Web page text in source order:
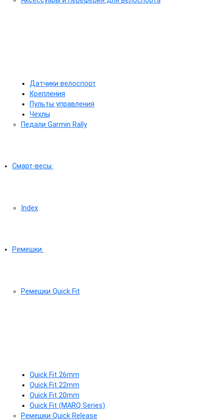
Датчики велоспорт
Крепления
Пульты управления
Чехлы
Педали Garmin Rally
Смарт-весы
Index
Ремешки
Ремешки Quick Fit
Quick Fit 26mm
Quick Fit 22mm
Quick Fit 20mm
Quick Fit (MARQ Series)
Ремешки Quick Release